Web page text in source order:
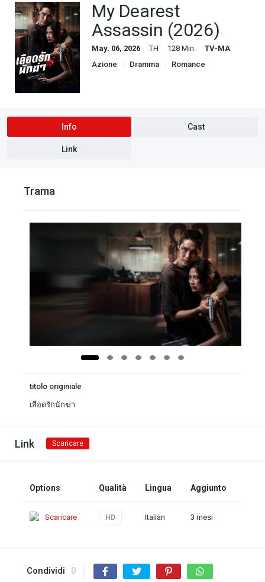
My Dearest
Assassin (2026)
May. 06, 2026 TH 128 Min.
TV-MA
Azione
Dramma Romance
Info Cast
Link
Trama
titolo originiale
เลือดรักนักฆ่า
Link Scaricare
Options Qualità Lingua Aggiunto
Scaricare HD Italian 3 mesi
Condividi 0